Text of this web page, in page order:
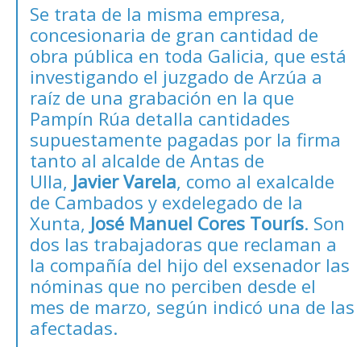
Se trata de la misma empresa,
concesionaria de gran cantidad de
obra pública en toda Galicia, que está
investigando el juzgado de Arzúa a
raíz de una grabación en la que
Pampín Rúa detalla cantidades
supuestamente pagadas por la firma
tanto al alcalde de Antas de
Ulla, Javier Varela, como al exalcalde
de Cambados y exdelegado de la
Xunta, José Manuel Cores Tourís. Son
dos las trabajadoras que reclaman a
la compañía del hijo del exsenador las
nóminas que no perciben desde el
mes de marzo, según indicó una de las
afectadas.